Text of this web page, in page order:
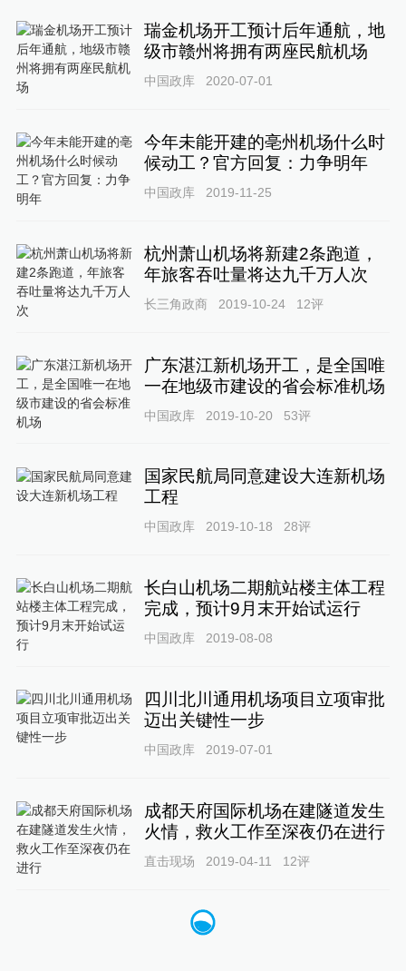
瑞金机场开工预计后年通航，地
级市赣州将拥有两座民航机场
中国政库 2020-07-01
今年未能开建的亳州机场什么时
候动工？官方回复：力争明年
中国政库 2019-11-25
杭州萧山机场将新建2条跑道，
年旅客吞吐量将达九千万人次
长三角政商 2019-10-24 12评
广东湛江新机场开工，是全国唯
一在地级市建设的省会标准机场
中国政库 2019-10-20 53评
国家民航局同意建设大连新机场
工程
中国政库 2019-10-18 28评
长白山机场二期航站楼主体工程
完成，预计9月末开始试运行
中国政库 2019-08-08
四川北川通用机场项目立项审批
迈出关键性一步
中国政库 2019-07-01
成都天府国际机场在建隧道发生
火情，救火工作至深夜仍在进行
直击现场 2019-04-11 12评